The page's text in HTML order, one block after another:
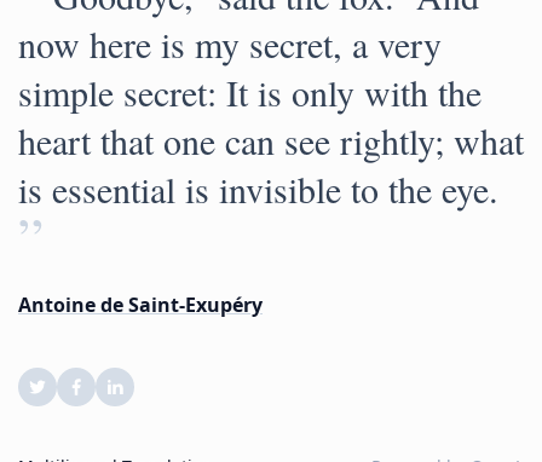
now here is my secret, a very
simple secret: It is only with the
heart that one can see rightly; what
is essential is invisible to the eye.
”
Antoine de Saint-Exupéry